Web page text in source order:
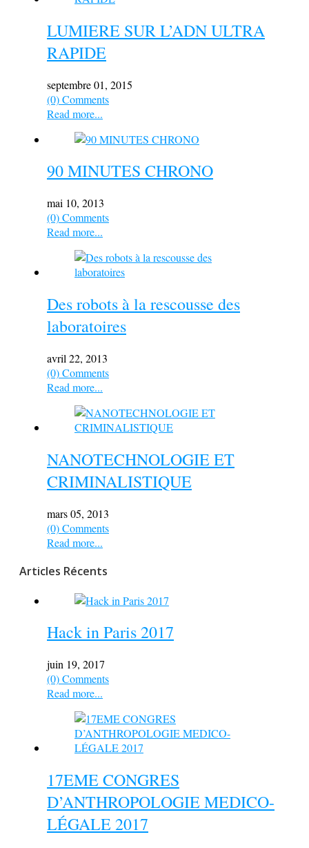
LUMIERE SUR L’ADN ULTRA
RAPIDE
septembre 01, 2015
(0) Comments
Read more...
90 MINUTES CHRONO
mai 10, 2013
(0) Comments
Read more...
Des robots à la rescousse des
laboratoires
avril 22, 2013
(0) Comments
Read more...
NANOTECHNOLOGIE ET
CRIMINALISTIQUE
mars 05, 2013
(0) Comments
Read more...
Articles Récents
Hack in Paris 2017
juin 19, 2017
(0) Comments
Read more...
17EME CONGRES
D’ANTHROPOLOGIE MEDICO-
LÉGALE 2017